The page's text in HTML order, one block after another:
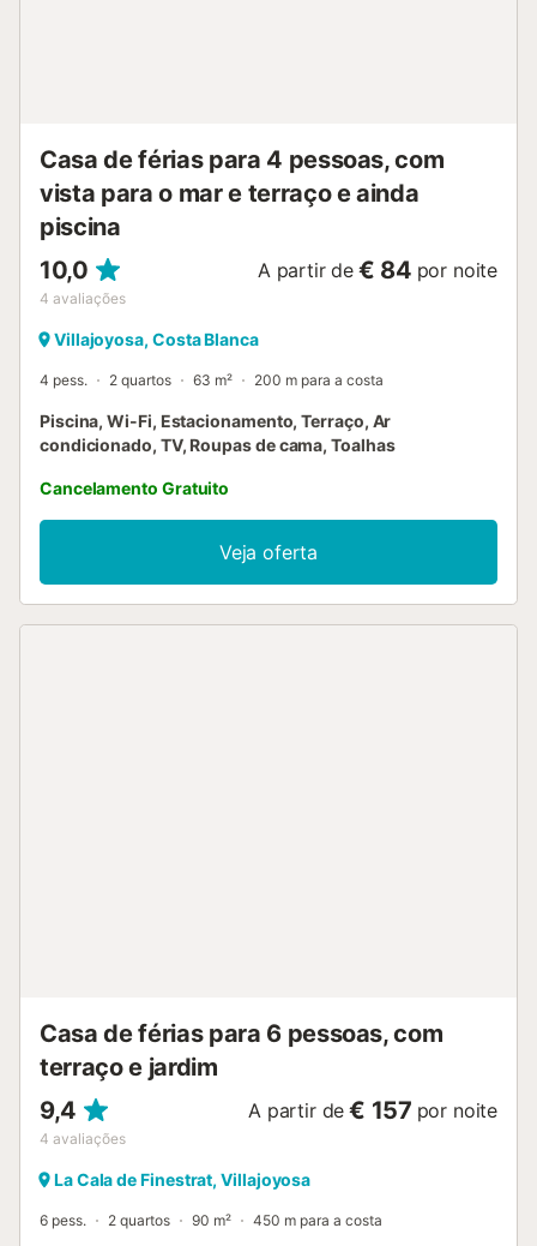
Casa de férias para 4 pessoas, com
vista para o mar e terraço e ainda
piscina
10,0
4 avaliações
A partir de € 84 por noite
Villajoyosa, Costa Blanca
4 pess. 2 quartos 63 m² 200 m para a costa
Piscina, Wi-Fi, Estacionamento, Terraço, Ar
condicionado, TV, Roupas de cama, Toalhas
Cancelamento Gratuito
Veja oferta
Casa de férias para 6 pessoas, com
terraço e jardim
9,4
4 avaliações
A partir de € 157 por noite
La Cala de Finestrat, Villajoyosa
6 pess. 2 quartos 90 m² 450 m para a costa